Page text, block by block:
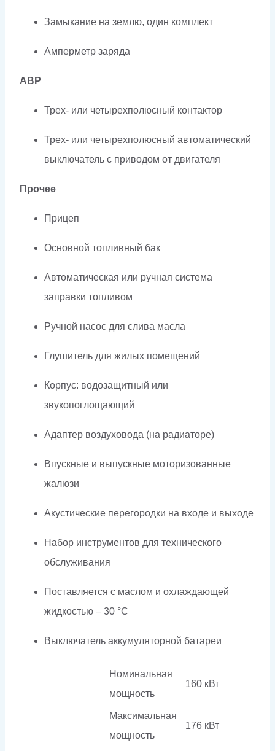
Замыкание на землю, один комплект
Амперметр заряда
АВР
Трех- или четырехполюсный контактор
Трех- или четырехполюсный автоматический
выключатель с приводом от двигателя
Прочее
Прицеп
Основной топливный бак
Автоматическая или ручная система
заправки топливом
Ручной насос для слива масла
Глушитель для жилых помещений
Корпус: водозащитный или
звукопоглощающий
Адаптер воздуховода (на радиаторе)
Впускные и выпускные моторизованные
жалюзи
Акустические перегородки на входе и выходе
Набор инструментов для технического
обслуживания
Поставляется с маслом и охлаждающей
жидкостью – 30 °C
Выключатель аккумуляторной батареи
Номинальная
мощность
160 кВт
Максимальная
мощность
176 кВт